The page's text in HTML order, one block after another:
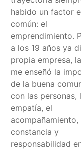
habido un factor
común: el
emprendimiento.
a los 19 años ya
propia empresa,
me enseñó la
de la buena
con las personas,
empatía, el
acompañamiento,
constancia y
responsabilidad